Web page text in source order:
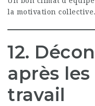
la motivation collective.
12.
après
travail